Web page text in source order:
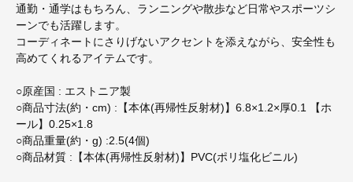
通勤・通学はもちろん、ランニングや散歩など日常やスポーツシ
ーンでも活躍します。
コーディネートにさりげないアクセントを添えながら、安全性も
高めてくれるアイテムです。
○原産国 : エストニア製
○商品寸法(約・cm) :【本体(再帰性反射材)】6.8×1.2×厚0.1 【ホ
ール】0.25×1.8
○商品重量(約・g) :2.5(4個)
○商品材質 :【本体(再帰性反射材)】PVC(ポリ塩化ビニル)